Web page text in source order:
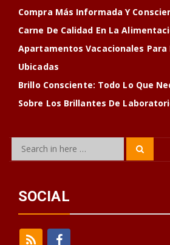
Compra Más Informada Y
Carne De Calidad En La
Apartamentos Vacacionales Para
Ubicadas
Brillo Consciente: Todo Lo Que
Sobre Los Brillantes De
Search
SOCIAL